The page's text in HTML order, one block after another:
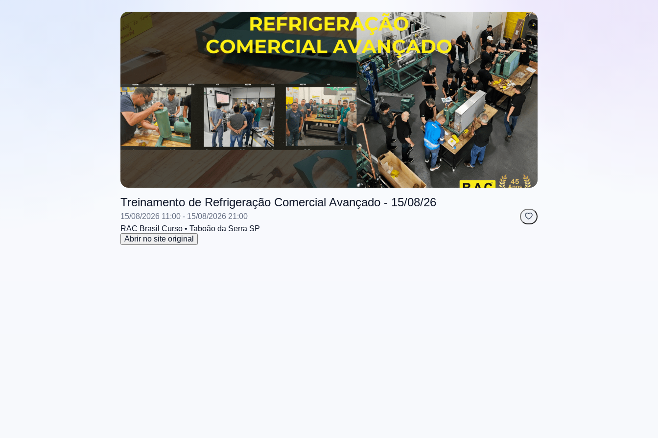
Treinamento de Refrigeração Comercial Avançado - 15/08/26
15/08/2026 11:00 - 15/08/2026 21:00
RAC Brasil Curso • Taboão da Serra SP
Abrir no site original